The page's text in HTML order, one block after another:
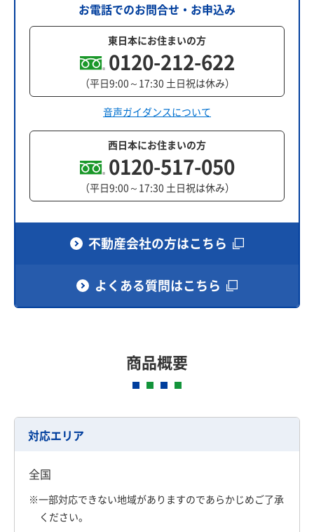
お電話でのお問合せ・お申込み
東日本にお住まいの方
0120-212-622
（平日9:00～17:30 土日祝は休み）
音声ガイダンスについて
西日本にお住まいの方
0120-517-050
（平日9:00～17:30 土日祝は休み）
不動産会社の方はこちら
よくある質問はこちら
商品概要
対応エリア
全国
※一部対応できない地域がありますのであらかじめご了承
ください。